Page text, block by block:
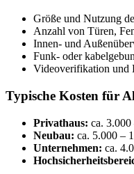
Größe und Nutzung
Anzahl von Türen,
Innen- und
Funk- oder
Videoverifikation und
Typische Kosten für
Privathaus: ca.
Neubau: ca. 5.000 –
Unternehmen: ca.